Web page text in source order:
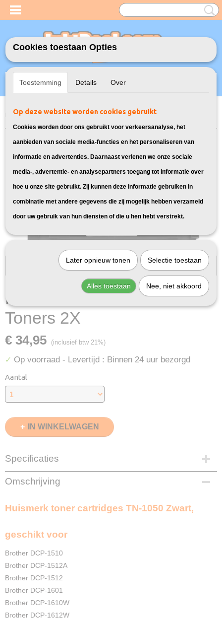
Inloggen Registreren
UW WINKELWAGEN
Home>Toners>Geschikt voor Brother>Huismerk Brother TN-1050
Bij InktDeal.com altijd gratis verzending!
Huismerk Brother TN-1050
Toners 2X
€ 34,95 (inclusief btw 21%)
✓ Op voorraad - Levertijd : Binnen 24 uur bezorgd
Aantal
IN WINKELWAGEN
Specificaties
EAN code
8720874662112
2X 1000 Pagina's
InktDL®
Verzendmethode
Pakketpost
Garantie
2 Jaar
Recyclebaar
Omschrijving
Huismerk toner cartridges TN-1050 Zwart,
geschikt voor
Brother DCP-1510
Brother DCP-1512A
Brother DCP-1512
Brother DCP-1601
Brother DCP-1610W
Brother DCP-1612W
Cookies toestaan Opties
Toestemming Details Over
Op deze website worden cookies gebruikt
Cookies worden door ons gebruikt voor verkeersanalyse, het
aanbieden van sociale media-functies en het personaliseren van
informatie en advertenties. Daarnaast verlenen we onze sociale
media-, advertentie- en analysepartners toegang tot informatie over
hoe u onze site gebruikt. Zij kunnen deze informatie gebruiken in
combinatie met andere gegevens die zij mogelijk hebben verzameld
door uw gebruik van hun diensten of die u hen hebt verstrekt.
Later opnieuw tonen Selectie toestaan
Alles toestaan Nee, niet akkoord